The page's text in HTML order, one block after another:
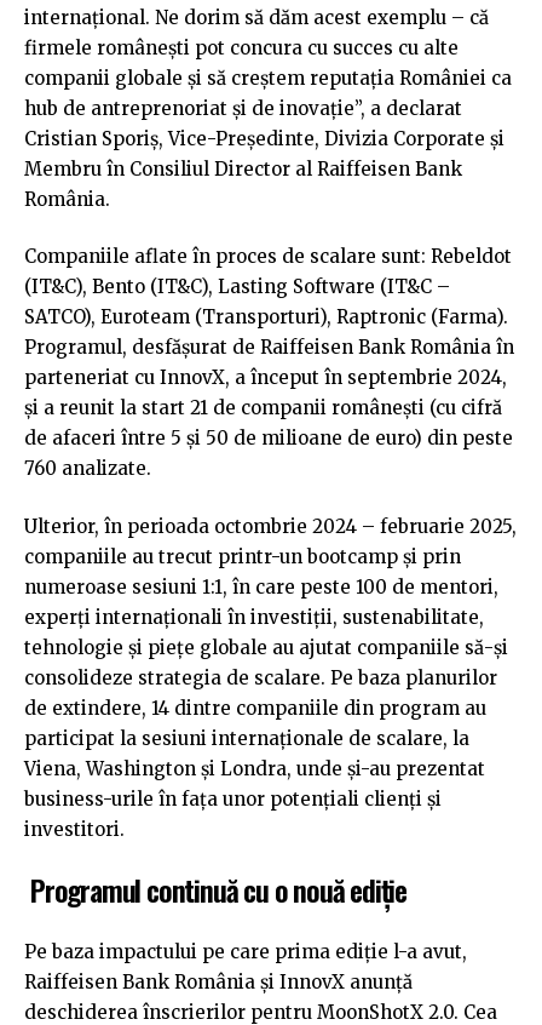
internațional. Ne dorim să dăm acest exemplu – că
firmele românești pot concura cu succes cu alte
companii globale și să creștem reputația României ca
hub de antreprenoriat și de inovație”, a declarat
Cristian Sporiș, Vice-Președinte, Divizia Corporate și
Membru în Consiliul Director al Raiffeisen Bank
România.
Companiile aflate în proces de scalare sunt: Rebeldot
(IT&C), Bento (IT&C), Lasting Software (IT&C –
SATCO), Euroteam (Transporturi), Raptronic (Farma).
Programul, desfășurat de Raiffeisen Bank România în
parteneriat cu InnovX, a început în septembrie 2024,
și a reunit la start 21 de companii românești (cu cifră
de afaceri între 5 și 50 de milioane de euro) din peste
760 analizate.
Ulterior, în perioada octombrie 2024 – februarie 2025,
companiile au trecut printr-un bootcamp și prin
numeroase sesiuni 1:1, în care peste 100 de mentori,
experți internaționali în investiții, sustenabilitate,
tehnologie și piețe globale au ajutat companiile să-și
consolideze strategia de scalare. Pe baza planurilor
de extindere, 14 dintre companiile din program au
participat la sesiuni internaționale de scalare, la
Viena, Washington și Londra, unde și-au prezentat
business-urile în fața unor potențiali clienți și
investitori.
Programul continuă cu o nouă ediție
Pe baza impactului pe care prima ediție l-a avut,
Raiffeisen Bank România și InnovX anunță
deschiderea înscrierilor pentru MoonShotX 2.0. Cea